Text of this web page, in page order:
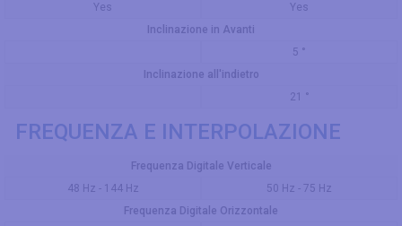
Yes
Yes
Inclinazione in Avanti
5 °
Inclinazione all'indietro
21 °
FREQUENZA E INTERPOLAZIONE
Frequenza Digitale Verticale
48 Hz - 144 Hz
50 Hz - 75 Hz
Frequenza Digitale Orizzontale